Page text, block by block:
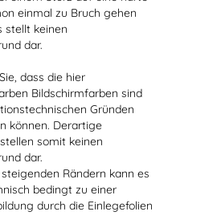
einmal zu Bruch gehen
stellt keinen
dar.
dass die hier
Bildschirmfarben sind
Gründen
können. Derartige
somit keinen
dar.
Rändern kann es
bedingt zu einer
durch die Einlegefolien